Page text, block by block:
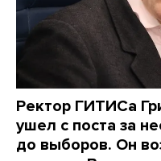
Ректор ГИТИСа
ушел с поста за
до выборов. Он